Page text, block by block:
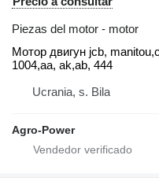
Piezas del motor - motor
Мотор двигун jcb,
1004,aa, ak,ab, 444
Ucrania, s. Bila
Agro-Power